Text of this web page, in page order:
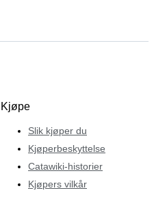
Kjøpe
Slik kjøper du
Kjøperbeskyttelse
Catawiki-historier
Kjøpers vilkår